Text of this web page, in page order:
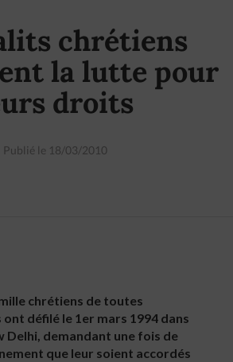
chrétiens
la lutte pour
droits
Publié le 18/03/2010
chrétiens de toutes
défilé le 1er mars 1994 dans
Delhi, demandant une fois de
que leur soient accordés